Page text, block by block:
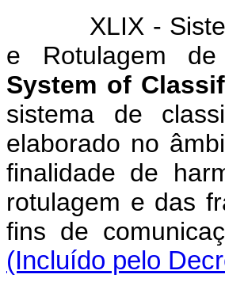
XLIX -
e Rotulagem
System of
sistema de
elaborado no
finalidade de
rotulagem e das
fins de
(Incluído pelo